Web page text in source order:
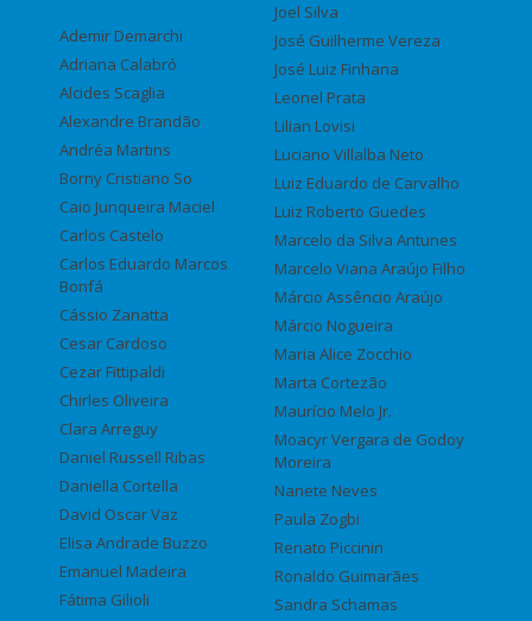
Ademir Demarchi
Adriana Calabró
Alcides Scaglia
Alexandre Brandão
Andréa Martins
Borny Cristiano So
Caio Junqueira Maciel
Carlos Castelo
Carlos Eduardo Marcos
Bonfá
Cássio Zanatta
Cesar Cardoso
Cezar Fittipaldi
Chirles Oliveira
Clara Arreguy
Daniel Russell Ribas
Daniella Cortella
David Oscar Vaz
Elisa Andrade Buzzo
Emanuel Madeira
Fátima Gilioli
Joel Silva
José Guilherme Vereza
José Luiz Finhana
Leonel Prata
Lilian Lovisi
Luciano Villalba Neto
Luiz Eduardo de Carvalho
Luiz Roberto Guedes
Marcelo da Silva Antunes
Marcelo Viana Araújo Filho
Márcio Assêncio Araújo
Márcio Nogueira
Maria Alice Zocchio
Marta Cortezão
Maurício Melo Jr.
Moacyr Vergara de Godoy
Moreira
Nanete Neves
Paula Zogbi
Renato Piccinin
Ronaldo Guimarães
Sandra Schamas